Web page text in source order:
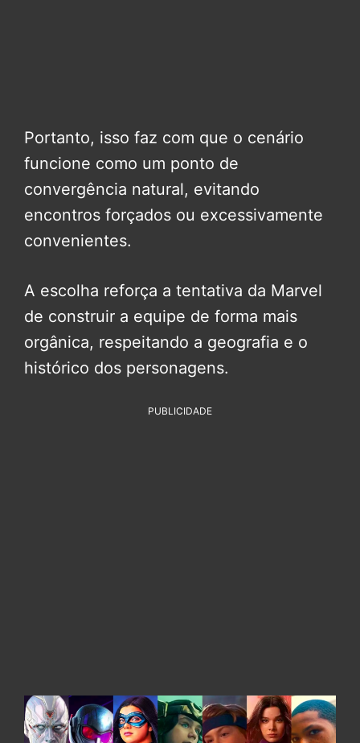
Portanto, isso faz com que o cenário
funcione como um ponto de
convergência natural, evitando
encontros forçados ou excessivamente
convenientes.
A escolha reforça a tentativa da Marvel
de construir a equipe de forma mais
orgânica, respeitando a geografia e o
histórico dos personagens.
PUBLICIDADE